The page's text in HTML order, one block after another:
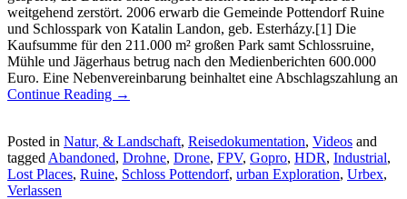
weitgehend zerstört. 2006 erwarb die Gemeinde Pottendorf Ruine
und Schlosspark von Katalin Landon, geb. Esterházy.[1] Die
Kaufsumme für den 211.000 m² großen Park samt Schlossruine,
Mühle und Jägerhaus betrug nach den Medienberichten 600.000
Euro. Eine Nebenvereinbarung beinhaltet eine Abschlagszahlung an
Continue Reading →
Posted in Natur, & Landschaft, Reisedokumentation, Videos and
tagged Abandoned, Drohne, Drone, FPV, Gopro, HDR, Industrial,
Lost Places, Ruine, Schloss Pottendorf, urban Exploration, Urbex,
Verlassen